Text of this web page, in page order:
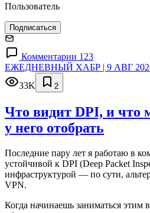
Пользователь
Подписаться
Комментарии 123
ЕЖЕДНЕВНЫЙ ХАБР | 9 АВГ
33K
2
Что видит DPI, и что
у него отобрать
Последние пару лет я работаю в
устойчивой к DPI (Deep Packet
инфраструктурой — по сути,
VPN.
Когда начинаешь заниматься этим